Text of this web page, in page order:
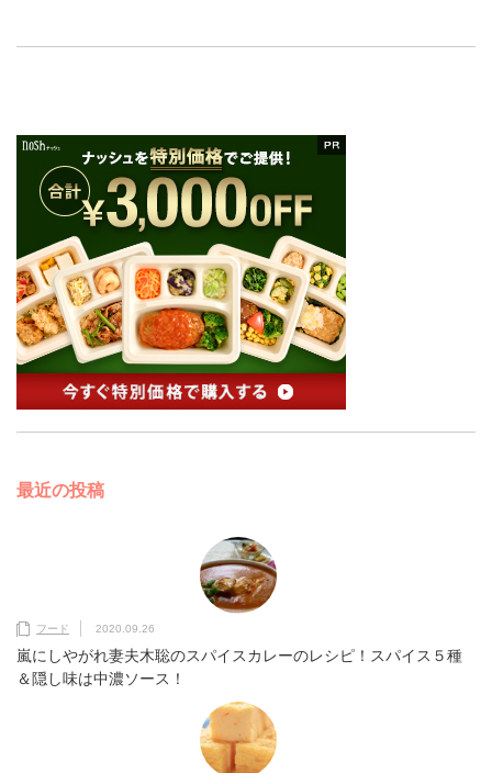
最近の投稿
フード 2020.09.26
嵐にしやがれ妻夫木聡のスパイスカレーのレシピ！スパイス５種
＆隠し味は中濃ソース！